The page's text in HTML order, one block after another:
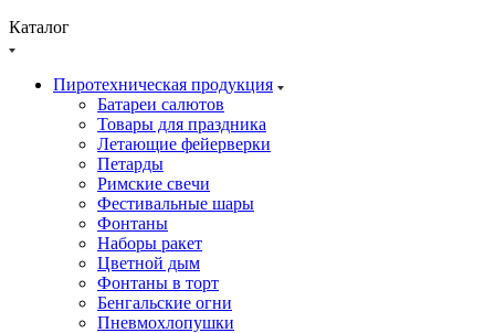
Каталог
Пиротехническая продукция
Батареи салютов
Товары для праздника
Летающие фейерверки
Петарды
Римские свечи
Фестивальные шары
Фонтаны
Наборы ракет
Цветной дым
Фонтаны в торт
Бенгальские огни
Пневмохлопушки